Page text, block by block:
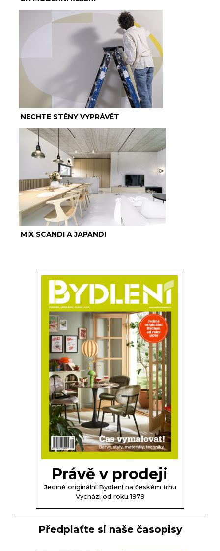
NECHTE STĚNY VYPRÁVĚT
MIX SCANDI A JAPANDI
Právě v prodeji
Jediné originální Bydlení na českém trhu
Vychází od roku 1979
Předplaťte si naše časopisy